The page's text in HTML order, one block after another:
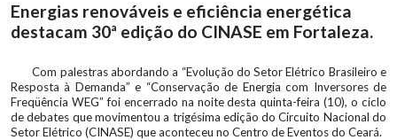
Energias renováveis e eficiência energética
destacam 30ª edição do CINASE em Fortaleza.
Com palestras abordando a “Evolução do Setor Elétrico Brasileiro e
Resposta à Demanda” e “Conservação de Energia com Inversores de
Freqüência WEG” foi encerrado na noite desta quinta-feira (10), o ciclo
de debates que movimentou a trigésima edição do Circuito Nacional do
Setor Elétrico (CINASE) que aconteceu no Centro de Eventos do Ceará.